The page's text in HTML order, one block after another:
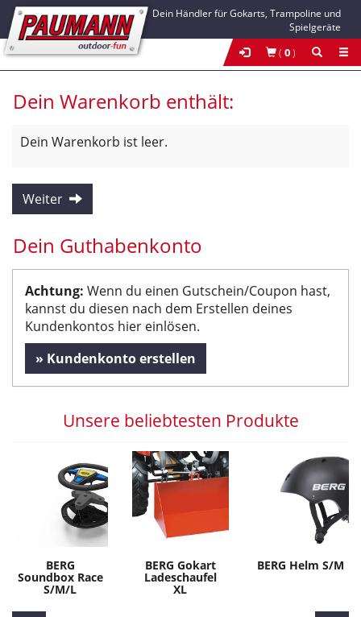
( 0)
Dein Händler für Gokarts, Trampoline und
Spielgeräte
Dein Warenkorb enthält:
Dein Warenkorb ist leer.
Weiter
Dein Guthabenkonto
Achtung: Wenn du einen Gutschein/Coupon hast,
kannst du diesen nach dem Erstellen deines
Kundenkontos hier einlösen.
» Kundenkonto erstellen
Unsere beliebtesten Produkte
BERG
Soundbox Race
S/M/L
BERG Gokart
Ladeschaufel
XL
BERG Helm S/M